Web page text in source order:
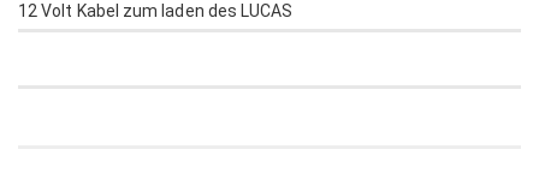
12 Volt Kabel zum laden des LUCAS